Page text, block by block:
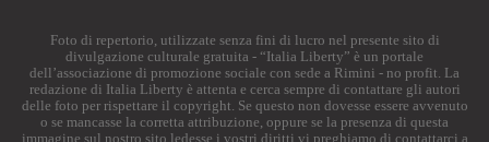
Foto di repertorio, utilizzate senza fini di lucro nel presente sito di
divulgazione culturale gratuita - “Italia Liberty” è un portale
dell’associazione di promozione sociale con sede a Rimini - no profit. La
redazione di Italia Liberty è attenta e cerca sempre di contattare gli autori
delle foto per rispettare il copyright. Se questo non dovesse essere avvenuto
o se mancasse la corretta attribuzione, oppure se la presenza di questa
immagine sul nostro sito ledesse i vostri diritti vi preghiamo di contattarci a